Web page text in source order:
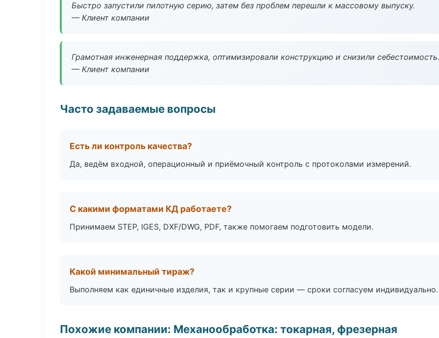
Быстро запустили пилотную серию, затем без проблем перешли к массовому выпуску.
— Клиент компании
Грамотная инженерная поддержка, оптимизировали конструкцию и снизили себестоимость.
— Клиент компании
Часто задаваемые вопросы
Есть ли контроль качества?
Да, ведём входной, операционный и приёмочный контроль с протоколами измерений.
С какими форматами КД работаете?
Принимаем STEP, IGES, DXF/DWG, PDF, также помогаем подготовить модели.
Какой минимальный тираж?
Выполняем как единичные изделия, так и крупные серии — сроки согласуем индивидуально.
Похожие компании: Механообработка: токарная, фрезерная